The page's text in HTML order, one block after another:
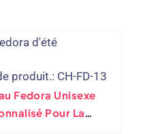
produit.: CH-FD-13
Fedora Unisexe
Pour La